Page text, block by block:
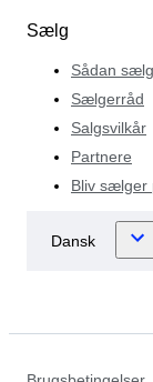
Sælg
Sådan
Sælgerråd
Salgsvilkår
Partnere
Bliv sælger